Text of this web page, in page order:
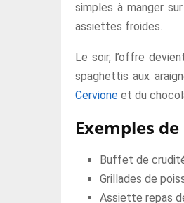
simples à manger
assiettes froides.
Le soir, l’offre
spaghettis aux
Cervione et du
Exemples
Buffet de
Grillades de
Assiette repas